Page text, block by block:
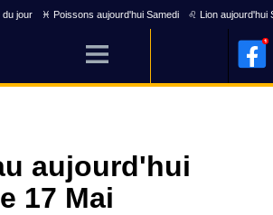
du jour ♓ Poissons aujourd'hui Samedi ♌ Lion aujourd'hui
aujourd'hui
17 Mai